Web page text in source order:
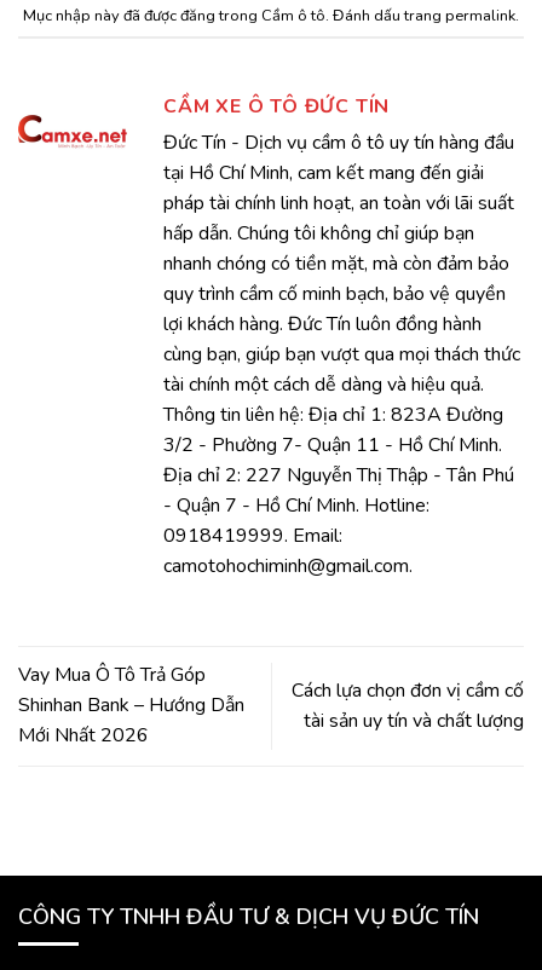
Mục nhập này đã được đăng trong Cầm ô tô. Đánh dấu trang permalink.
CẦM XE Ô TÔ ĐỨC TÍN
Đức Tín - Dịch vụ cầm ô tô uy tín hàng đầu
tại Hồ Chí Minh, cam kết mang đến giải
pháp tài chính linh hoạt, an toàn với lãi suất
hấp dẫn. Chúng tôi không chỉ giúp bạn
nhanh chóng có tiền mặt, mà còn đảm bảo
quy trình cầm cố minh bạch, bảo vệ quyền
lợi khách hàng. Đức Tín luôn đồng hành
cùng bạn, giúp bạn vượt qua mọi thách thức
tài chính một cách dễ dàng và hiệu quả.
Thông tin liên hệ: Địa chỉ 1: 823A Đường
3/2 - Phường 7- Quận 11 - Hồ Chí Minh.
Địa chỉ 2: 227 Nguyễn Thị Thập - Tân Phú
- Quận 7 - Hồ Chí Minh. Hotline:
0918419999. Email:
camotohochiminh@gmail.com.
Vay Mua Ô Tô Trả Góp
Shinhan Bank – Hướng Dẫn
Mới Nhất 2026
Cách lựa chọn đơn vị cầm cố
tài sản uy tín và chất lượng
CÔNG TY TNHH ĐẦU TƯ & DỊCH VỤ ĐỨC TÍN